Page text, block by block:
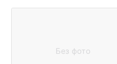
Без фото